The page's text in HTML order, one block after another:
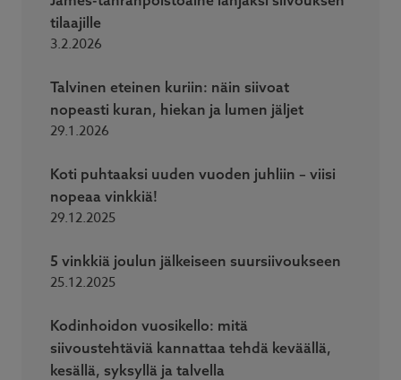
tilaajille
3.2.2026
Talvinen eteinen kuriin: näin siivoat
nopeasti kuran, hiekan ja lumen jäljet
29.1.2026
Koti puhtaaksi uuden vuoden juhliin – viisi
nopeaa vinkkiä!
29.12.2025
5 vinkkiä joulun jälkeiseen suursiivoukseen
25.12.2025
Kodinhoidon vuosikello: mitä
siivoustehtäviä kannattaa tehdä keväällä,
kesällä, syksyllä ja talvella